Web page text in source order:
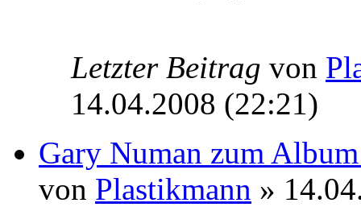
Letzter Beitrag von
14.04.2008 (22:21)
Gary Numan zum
von Plastikmann »